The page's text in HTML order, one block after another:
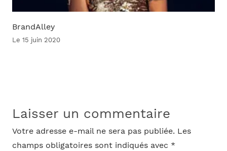
BrandAlley
Le 15 juin 2020
Laisser un commentaire
Votre adresse e-mail ne sera pas publiée. Les
champs obligatoires sont indiqués avec *